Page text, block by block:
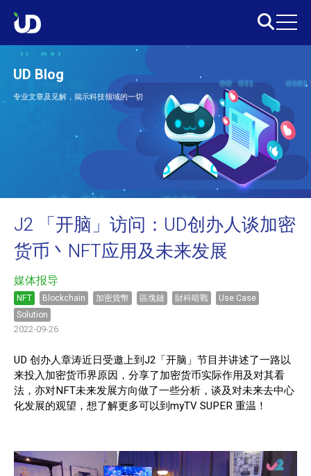
UD Blog
专业文章及见解，揭示科技领域的一切
J2 「开脑」访问：UD创办人谈加密
货币丶NFT应用及未来发展
媒体报导
NFT Blockchain 加密貨幣 區塊鏈 財科暗戰
Use Case
Solution
2022-09-26
UD 创办人章涛近日受邀上到J2「开脑」节目并讲述了一路以
来投入加密货币界原因，分享了加密货币实际作用及对其看
法，亦对NFT未来发展方向做了一些分析，谈及对未来去中心
化发展的观望，想了解更多可以到myTV SUPER 重温！